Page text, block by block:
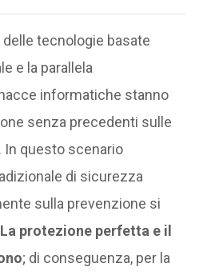
tecnologie basate
e la parallela
informatiche stanno
senza precedenti sulle
questo scenario
di sicurezza
sulla prevenzione si
La protezione perfetta e il
; di conseguenza, per la